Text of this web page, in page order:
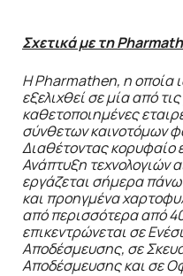
Σχετικά με τη
Η Pharmathen, η οποία
εξελιχθεί σε μία από
καθετοποιημένες
σύνθετων καινοτόμων
Διαθέτοντας κορυφαίο
Ανάπτυξη τεχνολογιών
εργάζεται σήμερα
και προηγμένα
από περισσότερα από
επικεντρώνεται σε
Αποδέσμευσης, σε
Αποδέσμευσης και σε